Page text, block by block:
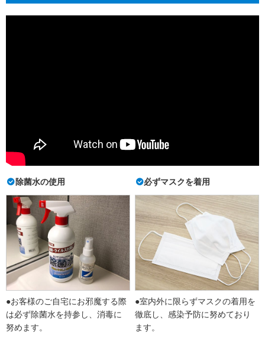
除菌水の使用
●お客様のご自宅にお邪魔する際
は必ず除菌水を持参し、消毒に
努めます。
必ずマスクを着用
●室内外に限らずマスクの着用を
徹底し、感染予防に努めており
ます。